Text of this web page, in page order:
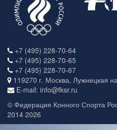
+7 (495) 228-70-64
+7 (495) 228-70-65
+7 (495) 228-70-67
119270 г. Москва, Лужнецкая
E-mail: info@fksr.ru
© Федерация Конного Спорта
2014 2026